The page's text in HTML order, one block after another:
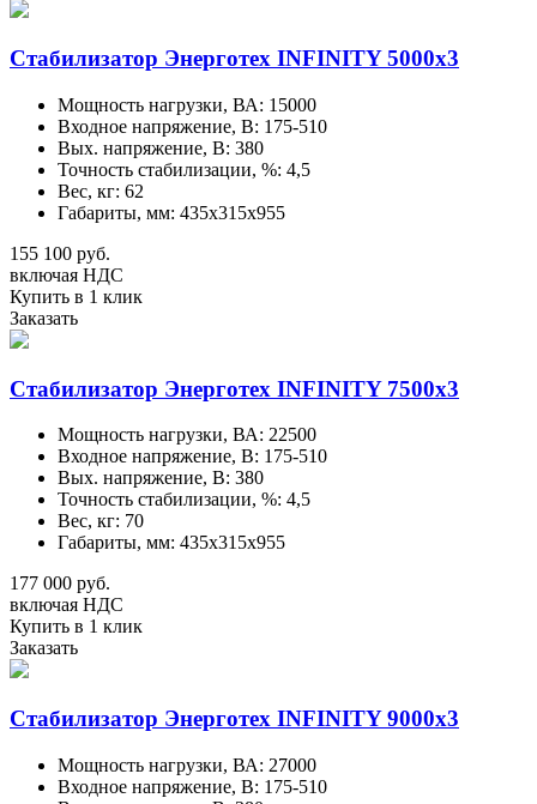
Стабилизатор Энерготех INFINITY 5000х3
Мощность нагрузки, ВА: 15000
Входное напряжение, В: 175-510
Вых. напряжение, В: 380
Точность стабилизации, %: 4,5
Вес, кг: 62
Габариты, мм: 435х315х955
155 100 руб.
включая НДС
Купить в 1 клик
Заказать
Стабилизатор Энерготех INFINITY 7500х3
Мощность нагрузки, ВА: 22500
Входное напряжение, В: 175-510
Вых. напряжение, В: 380
Точность стабилизации, %: 4,5
Вес, кг: 70
Габариты, мм: 435х315х955
177 000 руб.
включая НДС
Купить в 1 клик
Заказать
Стабилизатор Энерготех INFINITY 9000х3
Мощность нагрузки, ВА: 27000
Входное напряжение, В: 175-510